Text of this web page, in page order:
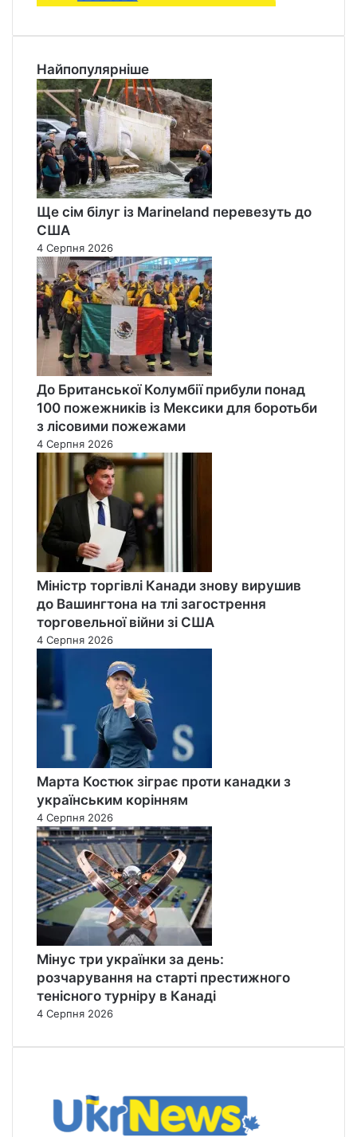
Найпопулярніше
Ще сім білуг із Marineland перевезуть до
США
4 Серпня 2026
До Британської Колумбії прибули понад
100 пожежників із Мексики для боротьби
з лісовими пожежами
4 Серпня 2026
Міністр торгівлі Канади знову вирушив
до Вашингтона на тлі загострення
торговельної війни зі США
4 Серпня 2026
Марта Костюк зіграє проти канадки з
українським корінням
4 Серпня 2026
Мінус три українки за день:
розчарування на старті престижного
тенісного турніру в Канаді
4 Серпня 2026